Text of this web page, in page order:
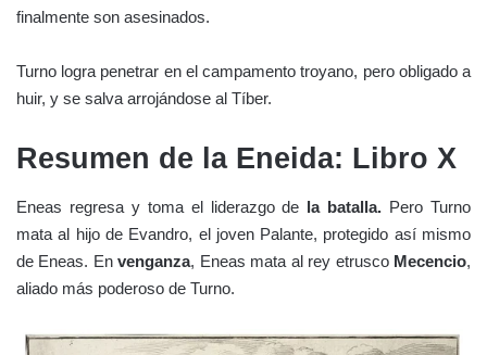
finalmente son asesinados.
Turno logra penetrar en el campamento troyano, pero obligado a
huir, y se salva arrojándose al Tíber.
Resumen de la Eneida: Libro X
Eneas regresa y toma el liderazgo de la batalla. Pero Turno
mata al hijo de Evandro, el joven Palante, protegido así mismo
de Eneas. Envenganza, Eneas mata al rey etrusco Mecencio,
aliado más poderoso de Turno.